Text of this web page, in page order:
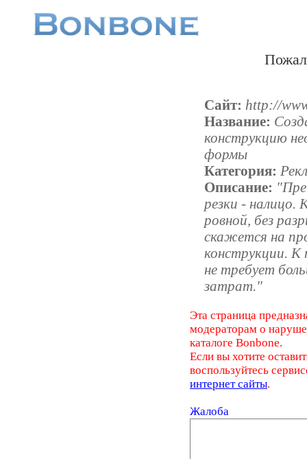
Сайт: http://
Название:
конструкцию
формы
Категория:
Описание:
резки - налицо.
ровной, без
скажется на
конструкции. К
не требует
затрат."
Эта страница
модераторам о
каталоге Bonbone.
Если вы хотите
воспользуйтесь
интернет сайты.
Жалоба